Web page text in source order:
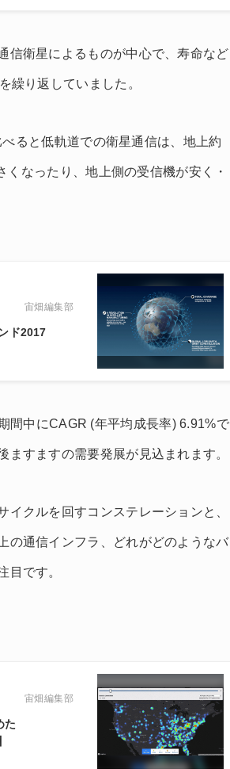
信衛星によるものが中心で、寿命など
繰り返していました。
ると低軌道での衛星通信は、地上約
なったり、地上側の受信機が安く・
宙畑編集部
ド2017
間中にCAGR (年平均成長率) 6.91%で
すますの需要発展が見込まれます。
クルを回すコンステレーションと、
の通信インフラ、どれがどのようなバ
目です。
宙畑編集部
た